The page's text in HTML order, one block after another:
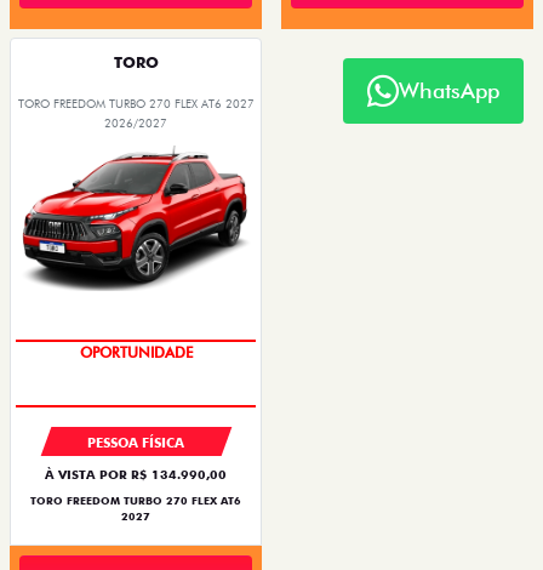
TORO
TORO FREEDOM TURBO 270 FLEX AT6 2027
2026/2027
OPORTUNIDADE
PESSOA FÍSICA
À VISTA POR R$ 134.990,00
TORO FREEDOM TURBO 270 FLEX AT6
2027
WhatsApp